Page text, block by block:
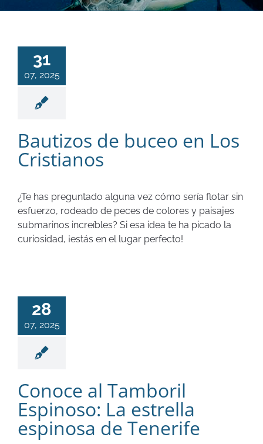
31
07, 2025
Bautizos de buceo en Los
Cristianos
¿Te has preguntado alguna vez cómo sería flotar sin
esfuerzo, rodeado de peces de colores y paisajes
submarinos increíbles? Si esa idea te ha picado la
curiosidad, ¡estás en el lugar perfecto!
28
07, 2025
Conoce al Tamboril
Espinoso: La estrella
espinosa de Tenerife